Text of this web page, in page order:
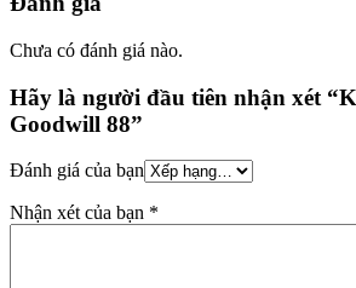
Chưa có đánh giá nào.
Hãy là người đầu tiên nhận xét
Goodwill 88”
Đánh giá của bạn
Nhận xét của bạn *